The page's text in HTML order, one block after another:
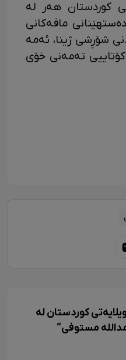
کوردستان هەر لە
مافەکانی
شۆڕشی ژینا، ئەمە
کۆتاییی تەمەنی خۆی
کوردستان لە
مستوفی“